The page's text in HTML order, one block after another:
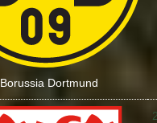
Borussia Dortmund